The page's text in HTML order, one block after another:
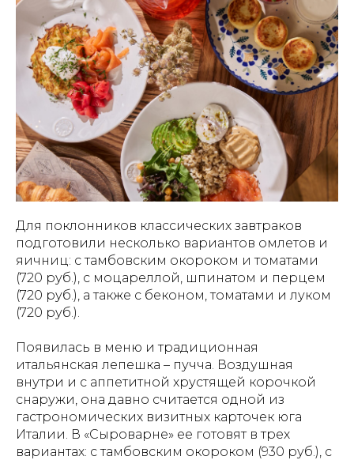
Для поклонников классических завтраков
подготовили несколько вариантов омлетов и
яичниц: с тамбовским окороком и томатами
(720 руб.), с моцареллой, шпинатом и перцем
(720 руб.), а также с беконом, томатами и луком
(720 руб.).
Появилась в меню и традиционная
итальянская лепешка – пучча. Воздушная
внутри и с аппетитной хрустящей корочкой
снаружи, она давно считается одной из
гастрономических визитных карточек юга
Италии. В «Сыроварне» ее готовят в трех
вариантах: с тамбовским окороком (930 руб.), с